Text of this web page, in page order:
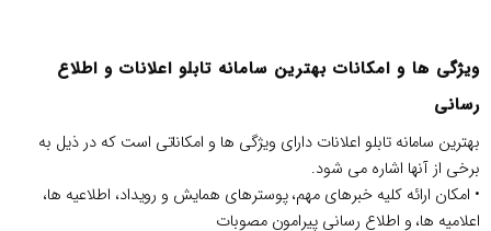
ویژگی ها و امکانات بهترین سامانه تابلو اعلانات و اطلاع
رسانی
بهترین سامانه تابلو اعلانات دارای ویژگی ها و امکاناتی است که در ذیل به
برخی از آنها اشاره می شود.
• امکان ارائه کلیه خبرهای مهم، پوسترهای همایش و رویداد، اطلاعیه ها،
اعلامیه ها، و اطلاع رسانی پیرامون مصوبات